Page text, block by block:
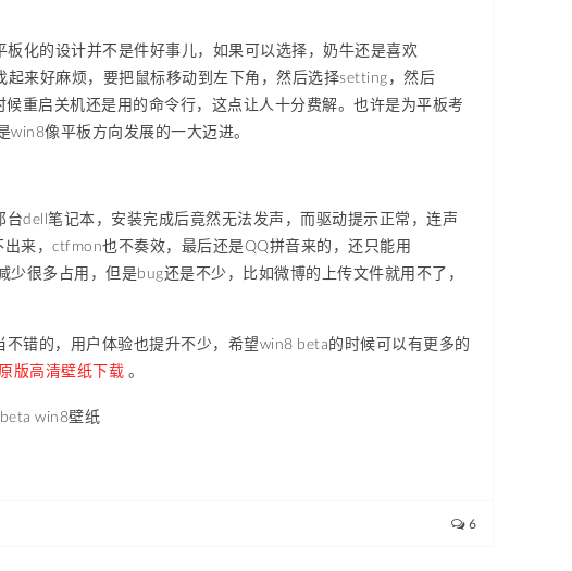
化的设计并不是件好事儿，如果可以选择，奶牛还是喜欢
来好麻烦，要把鼠标移动到左下角，然后选择setting，然后
重启关机还是用的命令行，这点让人十分费解。也许是为平板考
像平板方向发展的一大迈进。
dell笔记本，安装完成后竟然无法发声，而驱动提示正常，连声
来，ctfmon也不奏效，最后还是QQ拼音来的，还只能用
很多占用，但是bug还是不少，比如微博的上传文件就用不了，
错的，用户体验也提升不少，希望win8 beta的时候可以有更多的
版高清壁纸下载 。
6